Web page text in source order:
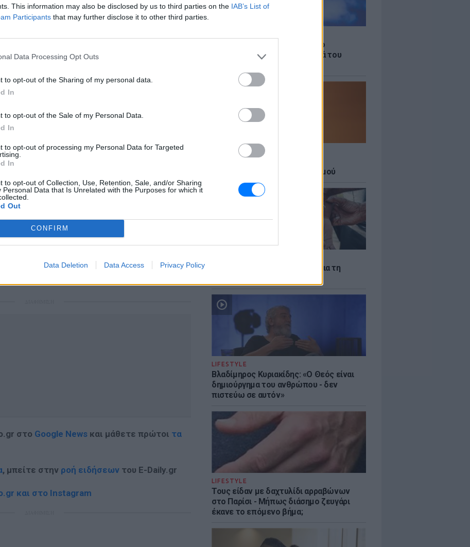
This information may also be disclosed by us to third parties on the IAB’s List of
Participants that may further disclose it to other third parties.
Data Processing Opt Outs
to opt-out of the Sharing of my personal data.
In
to opt-out of the Sale of my Personal Data.
In
to opt-out of processing my Personal Data for Targeted
In
to opt-out of Collection, Use, Retention, Sale, and/or Sharing
Personal Data that Is Unrelated with the Purposes for which it
Out
CONFIRM
Data Deletion Data Access Privacy Policy
O Γιώργος Παράσχος ξανά στο
νοσοκομείο για θεραπεία κατά του
ΕΙΔΗΣΕΙΣ
υψηλότερο επίπεδο συναγερμού
Προφυλακίστηκε ο Αφγανός για τη
LIFESTYLE
Βλαδίμηρος Κυριακίδης: «Ο Θεός είναι
δημιούργημα του ανθρώπου - δεν
πιστεύω σε αυτόν»
LIFESTYLE
Τους είδαν με δαχτυλίδι αρραβώνων
στο Παρίσι - Μήπως διάσημο ζευγάρι
έκανε το επόμενο βήμα;
του οργανισμού Μάικλ Ράιν είπε ότι οι
σχετικά με το τι ήταν διατεθειμένοι να
τον εαυτό τους και τους γύρω τους.
τόνισε: «Νομίζω ότι όλοι εμείς που
θα προτιμούσαμε να το αποφύγουμε ως
στο Google News και μάθετε πρώτοι τα
, μπείτε στην ροή ειδήσεων του E-Daily.gr
και στο Instagram